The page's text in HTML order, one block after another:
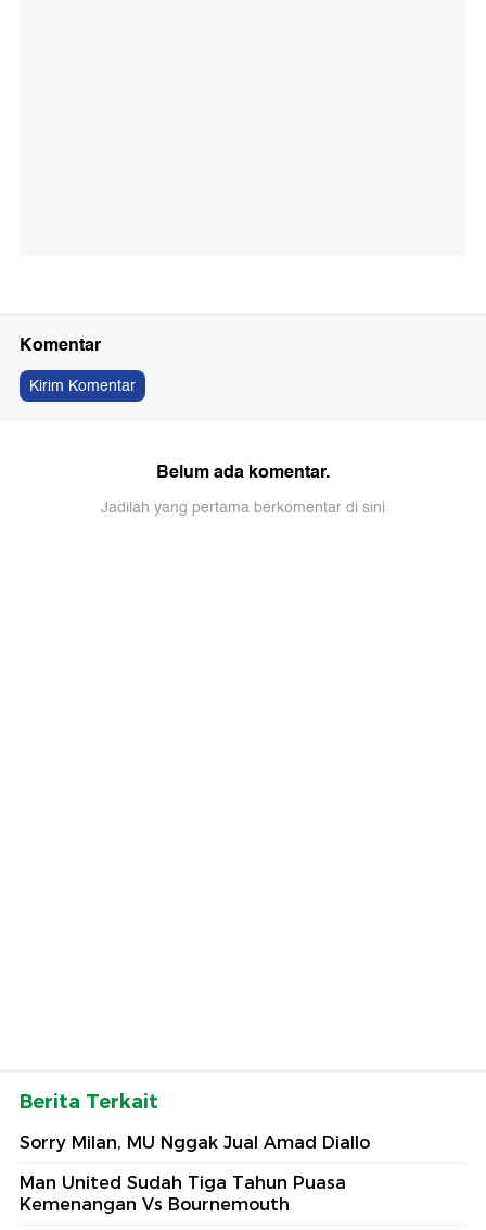
Komentar
Kirim Komentar
Belum ada komentar.
Jadilah yang pertama berkomentar di sini
Berita Terkait
Sorry Milan, MU Nggak Jual Amad Diallo
Man United Sudah Tiga Tahun Puasa
Kemenangan Vs Bournemouth